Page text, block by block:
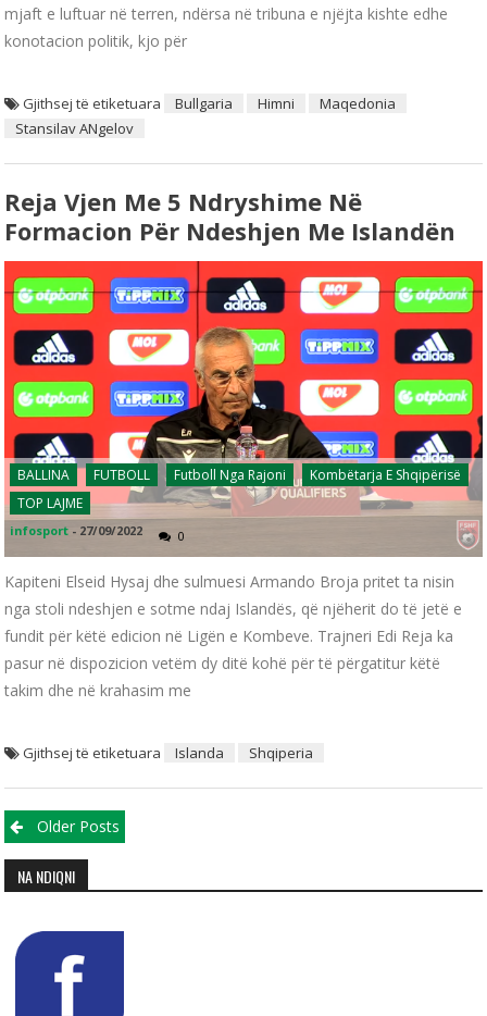
mjaft e luftuar në terren, ndërsa në tribuna e njëjta kishte edhe
konotacion politik, kjo për
Gjithsej të etiketuara Bullgaria Himni
Maqedonia
Stansilav ANgelov
Reja Vjen Me 5 Ndryshime Në
Formacion Për Ndeshjen Me Islandën
BALLINA FUTBOLL Futboll Nga Rajoni
Kombëtarja E Shqipërisë
TOP LAJME
infosport - 27/09/2022 0
Kapiteni Elseid Hysaj dhe sulmuesi Armando Broja pritet ta nisin
nga stoli ndeshjen e sotme ndaj Islandës, që njëherit do të jetë e
fundit për këtë edicion në Ligën e Kombeve. Trajneri Edi Reja ka
pasur në dispozicion vetëm dy ditë kohë për të përgatitur këtë
takim dhe në krahasim me
Gjithsej të etiketuara Islanda Shqiperia
Posts navigation
Older Posts
NA NDIQNI